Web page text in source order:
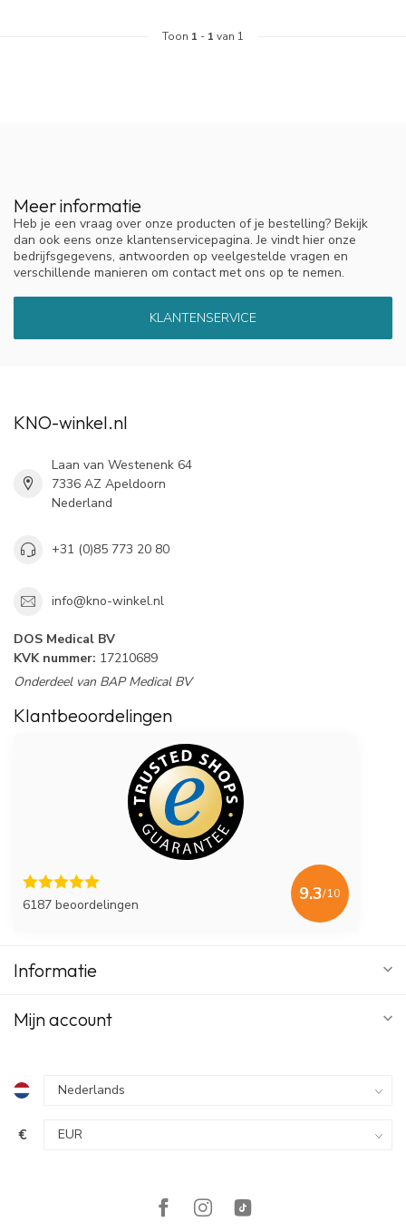
Toon 1 - 1 van 1
Meer informatie
Heb je een vraag over onze producten of je bestelling? Bekijk
dan ook eens onze klantenservicepagina. Je vindt hier onze
bedrijfsgegevens, antwoorden op veelgestelde vragen en
verschillende manieren om contact met ons op te nemen.
KLANTENSERVICE
KNO-winkel.nl
Laan van Westenenk 64
7336 AZ Apeldoorn
Nederland
+31 (0)85 773 20 80
info@kno-winkel.nl
DOS Medical BV
KVK nummer: 17210689
Onderdeel van BAP Medical BV
Klantbeoordelingen
6187 beoordelingen
9.3/10
Informatie
Mijn account
€